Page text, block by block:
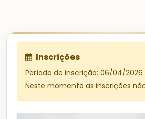
Inscrições
Período de inscrição: 06/04/2026
Neste momento as inscrições